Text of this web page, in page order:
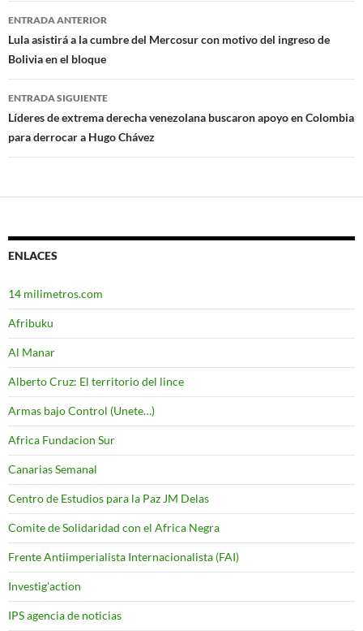
Navegación
de
entradas
ENTRADA ANTERIOR
Lula asistirá a la cumbre del Mercosur con motivo del ingreso de
Bolivia en el bloque
ENTRADA SIGUIENTE
Líderes de extrema derecha venezolana buscaron apoyo en Colombia
para derrocar a Hugo Chávez
ENLACES
14 milimetros.com
Afribuku
Al Manar
Alberto Cruz: El territorio del lince
Armas bajo Control (Unete…)
Africa Fundacion Sur
Canarias Semanal
Centro de Estudios para la Paz JM Delas
Comite de Solidaridad con el Africa Negra
Frente Antiimperialista Internacionalista (FAI)
Investig'action
IPS agencia de noticias